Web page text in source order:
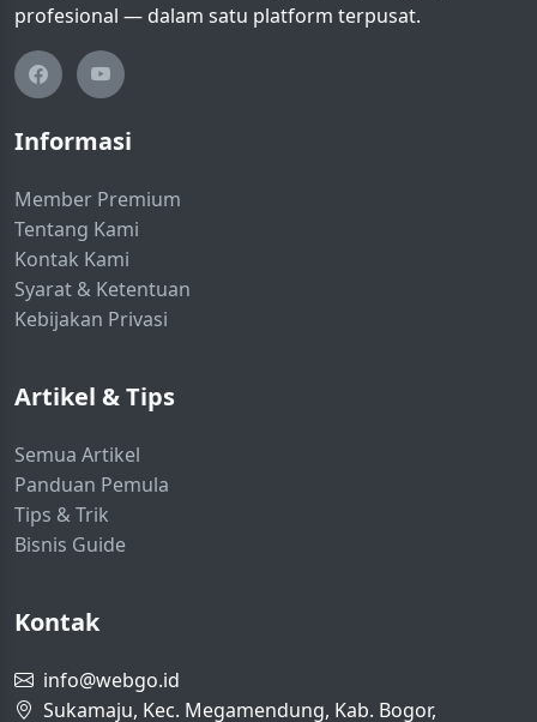
profesional — dalam satu platform terpusat.
Informasi
Member Premium
Tentang Kami
Kontak Kami
Syarat & Ketentuan
Kebijakan Privasi
Artikel & Tips
Semua Artikel
Panduan Pemula
Tips & Trik
Bisnis Guide
Kontak
info@webgo.id
Sukamaju, Kec. Megamendung, Kab. Bogor,